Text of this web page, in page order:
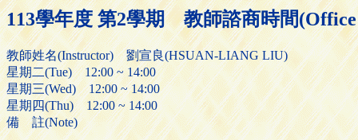
113學年度 第2學期 教師諮商時間
教師姓名(Instructor) 劉宣良(HSUAN-LIANG LIU)
星期二(Tue) 12:00 ~ 14:00
星期三(Wed) 12:00 ~ 14:00
星期四(Thu) 12:00 ~ 14:00
備 註(Note)